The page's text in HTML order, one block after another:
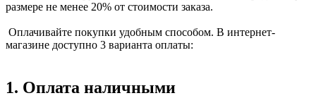
размере не менее 20% от стоимости заказа.
Оплачивайте покупки удобным способом. В интернет-
магазине доступно 3 варианта оплаты:
1. Оплата наличными